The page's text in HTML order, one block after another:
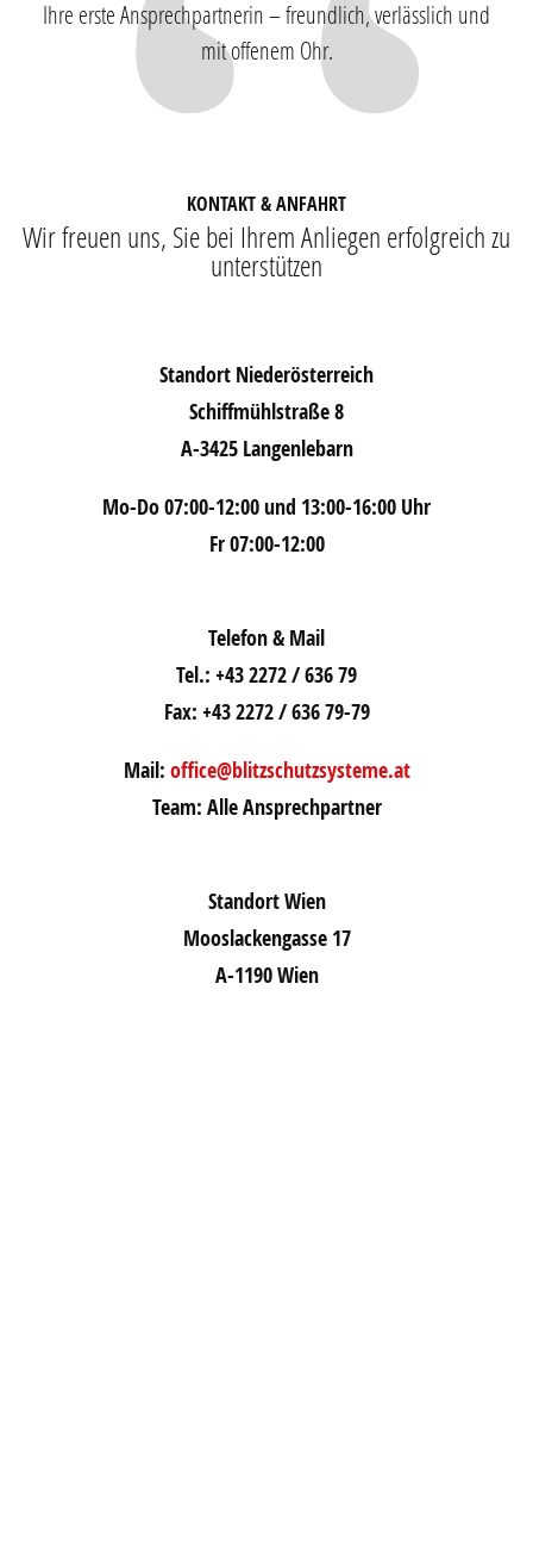
Ihre erste Ansprechpartnerin – freundlich, verlässlich und
mit offenem Ohr.
KONTAKT & ANFAHRT
Wir freuen uns, Sie bei Ihrem Anliegen erfolgreich zu
unterstützen
Standort Niederösterreich
Schiffmühlstraße 8
A-3425 Langenlebarn
Mo-Do 07:00-12:00 und 13:00-16:00 Uhr
Fr 07:00-12:00
Telefon & Mail
Tel.: +43 2272 / 636 79
Fax: +43 2272 / 636 79-79
Mail: office@blitzschutzsysteme.at
Team: Alle Ansprechpartner
Standort Wien
Mooslackengasse 17
A-1190 Wien